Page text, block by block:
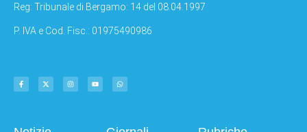
Reg: Tribunale di Bergamo: 14 del 08.04.1997
P. IVA e Cod. Fisc.: 01975490986